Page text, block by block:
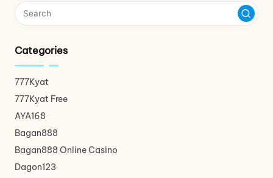
Categories
777Kyat
777Kyat Free
AYA168
Bagan888
Bagan888 Online Casino
Dagon123